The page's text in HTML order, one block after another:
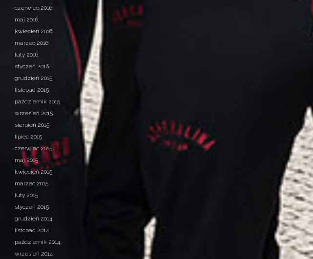
czerwiec 2016
maj 2016
kwiecień 2016
marzec 2016
luty 2016
styczeń 2016
grudzień 2015
listopad 2015
październik 2015
wrzesień 2015
sierpień 2015
lipiec 2015
czerwiec 2015
maj 2015
kwiecień 2015
marzec 2015
luty 2015
styczeń 2015
grudzień 2014
listopad 2014
październik 2014
wrzesień 2014